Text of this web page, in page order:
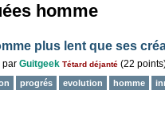
homme
plus lent que ses
par Guitgeek Tétard déjanté (22
progrés evolution homme